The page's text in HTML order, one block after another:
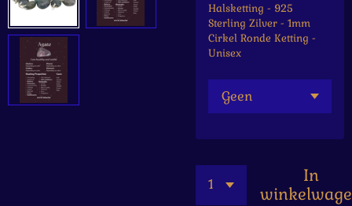
Halsketting - 925
Sterling Zilver - 1mm
Cirkel Ronde Ketting -
Unisex
In